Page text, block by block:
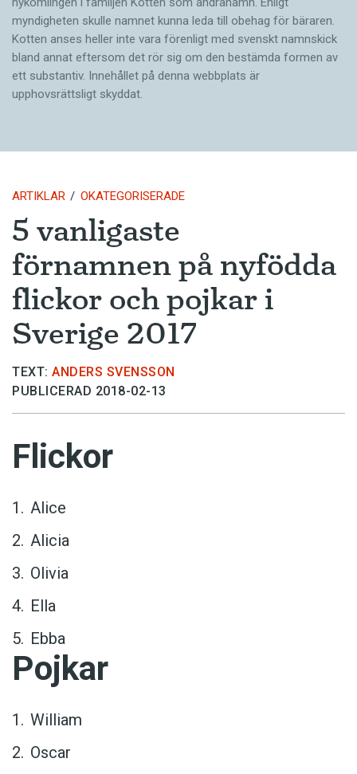
myndigheten skulle namnet kunna leda till obehag för bäraren.
Kotten anses heller inte vara förenligt med svenskt namnskick
bland annat eftersom det rör sig om den bestämda formen av
ett substantiv. Innehållet på denna webbplats är
upphovsrättsligt skyddat.
ARTIKLAR OKATEGORISERADE
5 vanligaste
förnamnen på nyfödda
flickor och pojkar i
Sverige 2017
TEXT: ANDERS SVENSSON
PUBLICERAD 2018-02-13
Flickor
Alice
Alicia
Olivia
Ella
Ebba
Pojkar
William
Oscar